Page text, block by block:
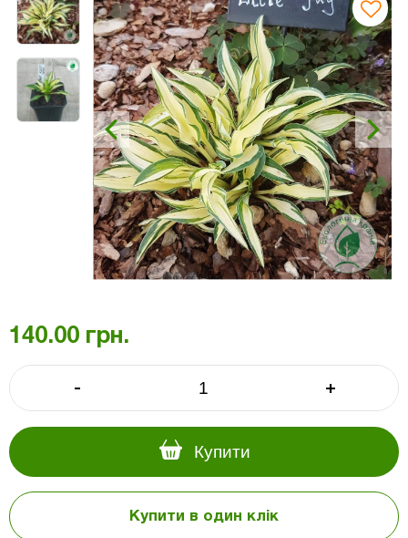
140.00 грн.
- +
Купити
Купити в один клік